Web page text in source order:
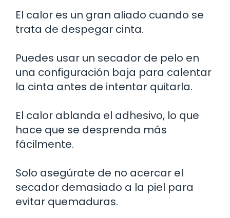
El calor es un gran aliado cuando se
trata de despegar cinta.
Puedes usar un secador de pelo en
una configuración baja para calentar
la cinta antes de intentar quitarla.
El calor ablanda el adhesivo, lo que
hace que se desprenda más
fácilmente.
Solo asegúrate de no acercar el
secador demasiado a la piel para
evitar quemaduras.